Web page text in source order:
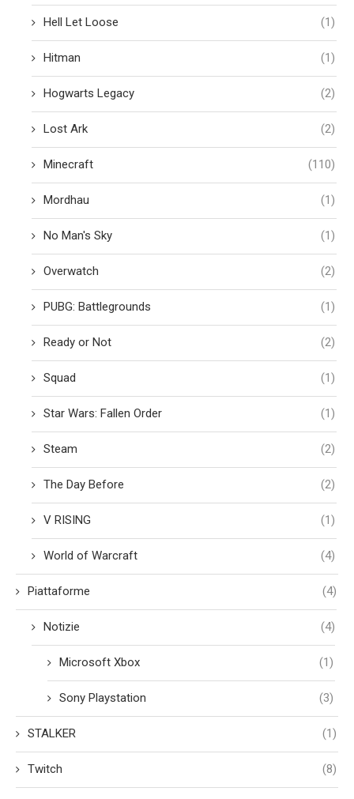
Hell Let Loose (1)
Hitman (1)
Hogwarts Legacy (2)
Lost Ark (2)
Minecraft (110)
Mordhau (1)
No Man's Sky (1)
Overwatch (2)
PUBG: Battlegrounds (1)
Ready or Not (2)
Squad (1)
Star Wars: Fallen Order (1)
Steam (2)
The Day Before (2)
V RISING (1)
World of Warcraft (4)
Piattaforme (4)
Notizie (4)
Microsoft Xbox (1)
Sony Playstation (3)
STALKER (1)
Twitch (8)